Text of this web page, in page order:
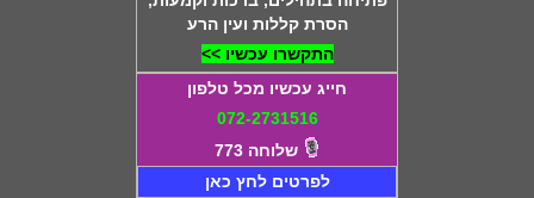
הסרת קללות ועין הרע
התקשרו עכשיו >>
חייג עכשיו מכל טלפון
072-2731516
שלוחה 773
לפרטים לחץ כאן